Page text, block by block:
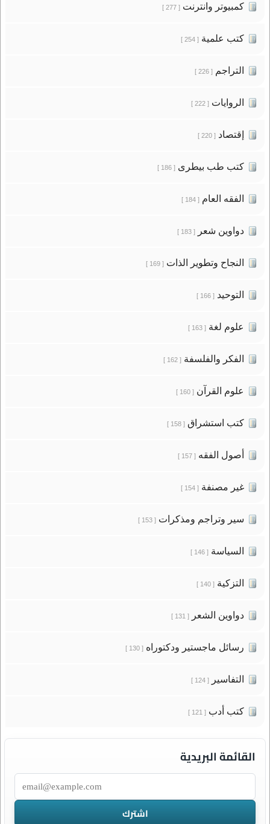
كمبيوتر وانترنت[ 277 ]
كتب علمية[ 254 ]
التراجم[ 226 ]
الروايات[ 222 ]
إقتصاد[ 220 ]
كتب طب بيطرى[ 186 ]
الفقه العام[ 184 ]
دواوين شعر[ 183 ]
النجاح وتطوير الذات[ 169 ]
التوحيد[ 166 ]
علوم لغة[ 163 ]
الفكر والفلسفة[ 162 ]
علوم القرآن[ 160 ]
كتب استشراق[ 158 ]
أصول الفقه[ 157 ]
غير مصنفة[ 154 ]
سير وتراجم ومذكرات[ 153 ]
السياسة[ 146 ]
التزكية[ 140 ]
دواوين الشعر[ 131 ]
رسائل ماجستير ودكتوراه[ 130 ]
التفاسير[ 124 ]
كتب أدب[ 121 ]
القائمة البريدية